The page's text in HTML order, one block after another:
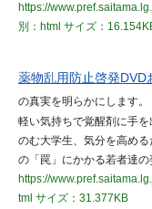
https://
別：html サイズ：
薬物乱用防止啓発DVD
の真実を明らかにします。
軽い気持ちで覚醒剤に手
のむ大学生、気分を高め
の「罠」にかかる若者達の
https://
tml サイズ：31.377KB